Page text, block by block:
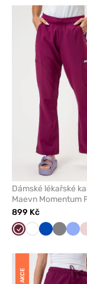
Dámské lékařské
Maevn Momentum
třešňové
899 Kč
Třešňová
Bílá Královsky
Šedá
AKCE